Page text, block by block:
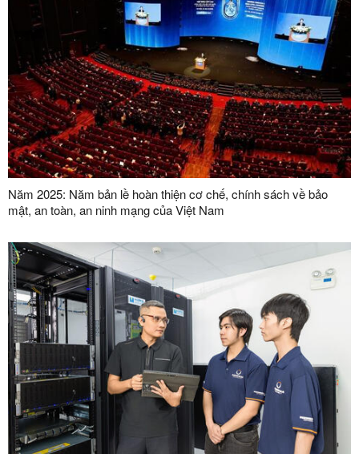
Năm 2025: Năm bản lề hoàn thiện cơ chế, chính sách về bảo
mật, an toàn, an ninh mạng của Việt Nam